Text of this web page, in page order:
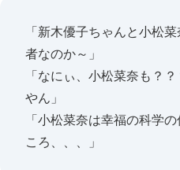
「新木優子ちゃんと小松
者なのか～」
「なにぃ、小松菜奈も？
やん」
「小松菜奈は幸福の科学
ころ、、、」